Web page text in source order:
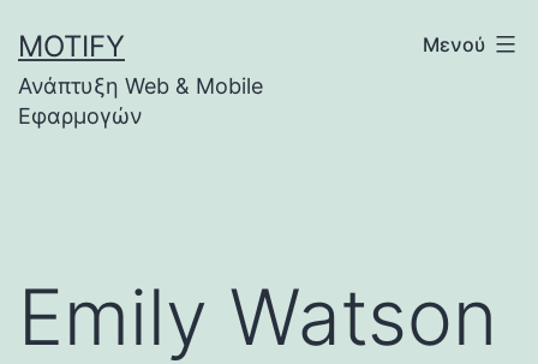
σε
περιεχόμενο
MOTIFY
Ανάπτυξη Web & Mobile
Εφαρμογών
Μενού
Emily Watson